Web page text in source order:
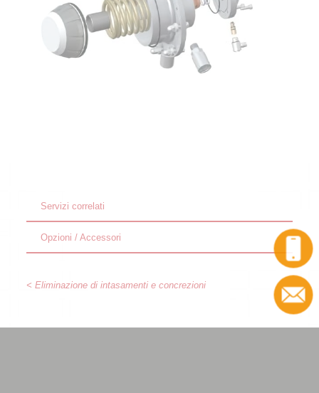
Servizi correlati
Opzioni / Accessori
< Eliminazione di intasamenti e concrezioni